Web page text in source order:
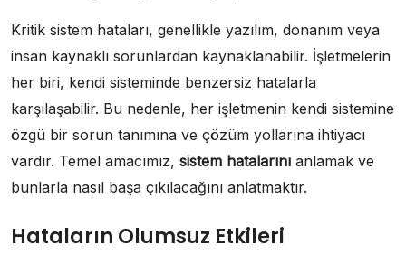
Kritik sistem hataları, genellikle yazılım, donanım veya
insan kaynaklı sorunlardan kaynaklanabilir. İşletmelerin
her biri, kendi sisteminde benzersiz hatalarla
karşılaşabilir. Bu nedenle, her işletmenin kendi sistemine
özgü bir sorun tanımına ve çözüm yollarına ihtiyacı
vardır. Temel amacımız, sistem hatalarını anlamak ve
bunlarla nasıl başa çıkılacağını anlatmaktır.
Hataların Olumsuz Etkileri